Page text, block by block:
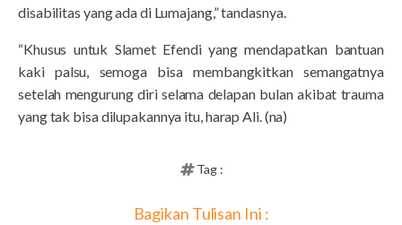
disabilitas yang ada di Lumajang,” tandasnya.
“Khusus untuk Slamet Efendi yang mendapatkan bantuan
kaki palsu, semoga bisa membangkitkan semangatnya
setelah mengurung diri selama delapan bulan akibat trauma
yang tak bisa dilupakannya itu, harap Ali. (na)
Tag :
Bagikan Tulisan Ini :